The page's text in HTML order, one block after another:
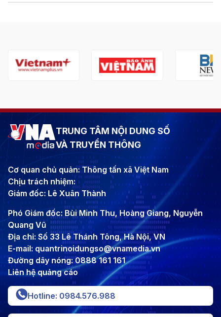
TRUNG TÂM NỘI DUNG SỐ
VÀ TRUYỀN THÔNG
Cơ quan chủ quản: Thông tấn xã Việt Nam
Chịu trách nhiệm:
Giám đốc: Lê Xuân Thành
Phó Giám đốc: Bùi Minh Thu, Hoàng Giang, Nguyễn
Quang Vũ
Địa chỉ: Số 33 Lê Thánh Tông, Hà Nội, VN
E-mail: quantrinoidungso@vnamedia.vn
Đường dây nóng: 0888 161 161
Liên hệ quảng cáo
Hotline: 0984.576.988